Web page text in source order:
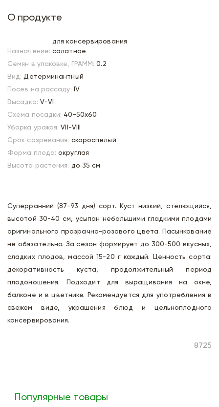
О продукте
Назначение:
для консервирования
салатное
Семян в упаковке, ГРАММ: 0.2
Вид: Детерминантный
Посев на рассаду: IV
Высадка: V-VI
Схема посадки: 40-50х60
Уборка урожая: VII-VIII
Срок созревания: скороспелый
Форма плода: округлая
Высота растения: до 35 см
Суперранний (87-93 дня) сорт. Куст низкий, стелющийся,
высотой 30-40 см, усыпан небольшими гладкими плодами
оригинального прозрачно-розового цвета. Пасынкование
не обязательно. За сезон формирует до 300-500 вкусных,
сладких плодов, массой 15-20 г каждый. Ценность сорта:
декоративность куста, продолжительный период
плодоношения. Подходит для выращивания на окне,
балконе и в цветнике. Рекомендуется для употребления в
свежем виде, украшения блюд и цельноплодного
консервирования.
8725
Популярные товары